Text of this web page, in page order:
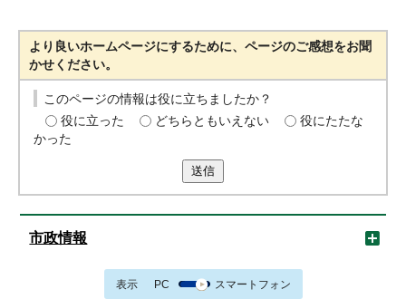
より良いホームページにするために、ページのご感想をお聞
かせください。
このページの情報は役に立ちましたか？
役に立った
どちらともいえない
役にたたな
かった
送信
市政情報
表示 PC スマートフォン